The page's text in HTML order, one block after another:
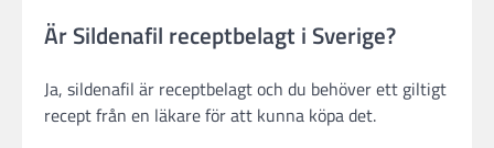
Är Sildenafil receptbelagt i Sverige?
Ja, sildenafil är receptbelagt och du behöver ett giltigt
recept från en läkare för att kunna köpa det.